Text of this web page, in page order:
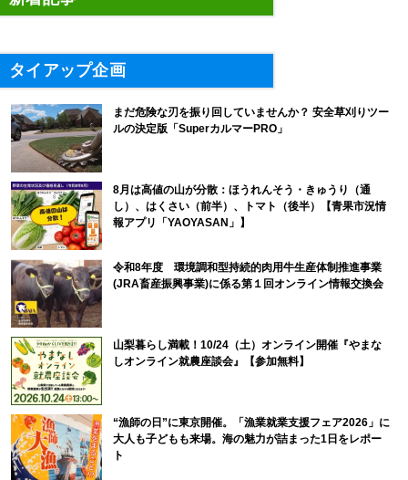
タイアップ企画
まだ危険な刃を振り回していませんか？ 安全草刈りツー
ルの決定版「SuperカルマーPRO」
8月は高値の山が分散：ほうれんそう・きゅうり（通
し）、はくさい（前半）、トマト（後半）【青果市況情
報アプリ「YAOYASAN」】
令和8年度 環境調和型持続的肉用牛生産体制推進事業
(JRA畜産振興事業)に係る第１回オンライン情報交換会
山梨暮らし満載！10/24（土）オンライン開催『やまな
しオンライン就農座談会』【参加無料】
“漁師の日”に東京開催。「漁業就業支援フェア2026」に
大人も子どもも来場。海の魅力が詰まった1日をレポー
ト